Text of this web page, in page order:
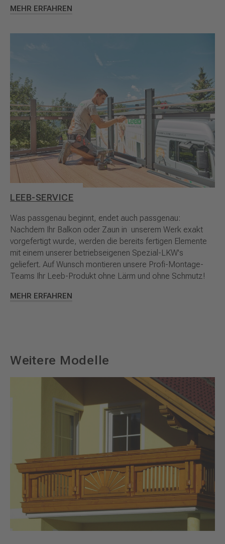
MEHR ERFAHREN
LEEB-SERVICE
Was passgenau beginnt, endet auch passgenau:
Nachdem Ihr Balkon oder Zaun in unserem Werk exakt
vorgefertigt wurde, werden die bereits fertigen Elemente
mit einem unserer betriebseigenen Spezial-LKW's
geliefert. Auf Wunsch montieren unsere Profi-Montage-
Teams Ihr Leeb-Produkt ohne Lärm und ohne Schmutz!
MEHR ERFAHREN
Weitere Modelle